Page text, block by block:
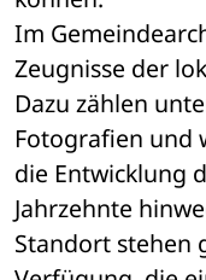
Im
Zeugnisse der
Dazu zählen
Fotografien und
die Entwicklung
Jahrzehnte
Standort stehen